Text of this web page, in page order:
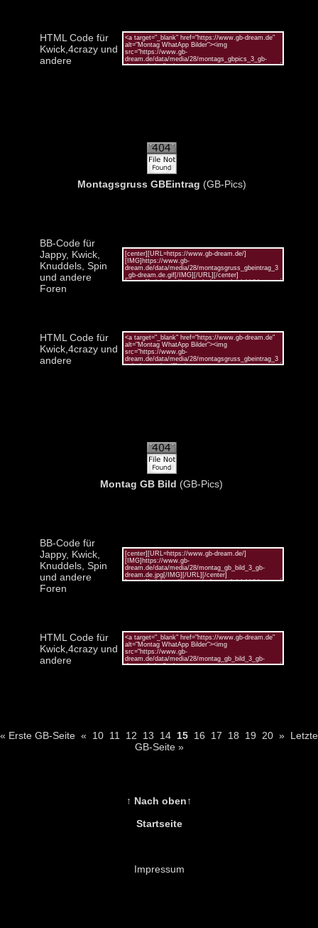
HTML Code für
Kwick,4crazy und
andere
Montagsgruss GBEintrag (GB-Pics)
BB-Code für
Jappy, Kwick,
Knuddels, Spin
und andere
Foren
HTML Code für
Kwick,4crazy und
andere
Montag GB Bild (GB-Pics)
BB-Code für
Jappy, Kwick,
Knuddels, Spin
und andere
Foren
HTML Code für
Kwick,4crazy und
andere
« Erste GB-Seite « 10 11 12 13 14 15 16 17 18 19 20 » Letzte
GB-Seite »
↑ Nach oben↑
Startseite
Impressum